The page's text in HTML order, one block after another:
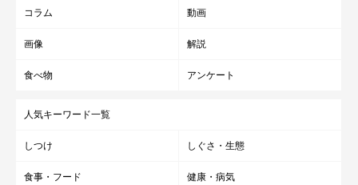
コラム 動画
画像 解説
食べ物 アンケート
人気キーワード一覧
しつけ しぐさ・生態
食事・フード 健康・病気